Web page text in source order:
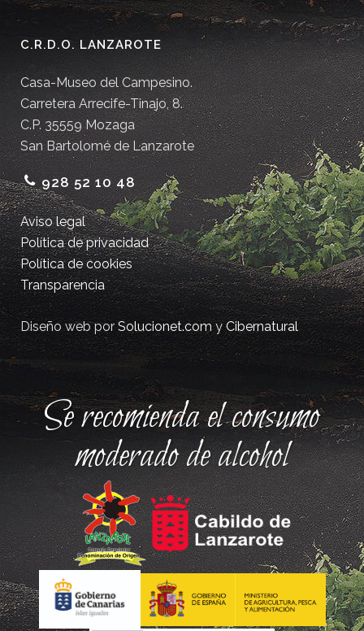
C.R.D.O. LANZAROTE
Casa-Museo del Campesino.
Carretera Arrecife-Tinajo, 8.
C.P. 35559 Mozaga
San Bartolomé de Lanzarote
928 52 10 48
Aviso legal
Política de privacidad
Política de cookies
Transparencia
Diseño web porSolucionet.comyCibernatural
Se recomienda el consumo
moderado de alcohol